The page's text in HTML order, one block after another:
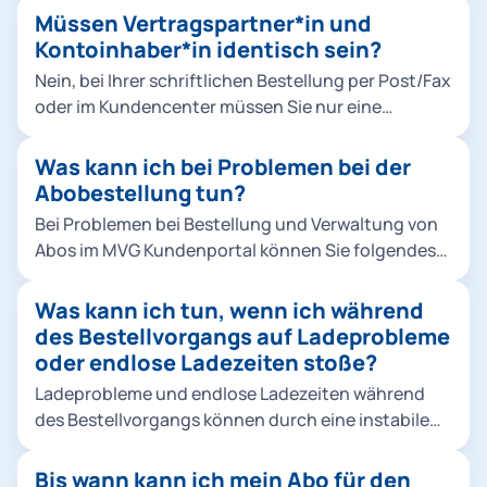
erfolgen stets für den aktuellen Monat zum
Monatsersten.
Müssen Vertragspartner*in und
Kontoinhaber*in identisch sein?
Nein, bei Ihrer schriftlichen Bestellung per Post/Fax
oder im Kundencenter müssen Sie nur eine
nachweisen. Bei einer Online-Bestellung müssen
Vertragspartner*in und Kontoinhaber*in nicht
Was kann ich bei Problemen bei der
Abobestellung tun?
Bei Problemen bei Bestellung und Verwaltung von
Abos im MVG Kundenportal können Sie folgendes
laufenden Monat noch bestellbar ist. Für
Deutschlandticket, Ermäßigungsticket und alle
MVV Abos gilt: Eine Bestellung ist bis zum 10.
bezahlen auch bei einem Einstieg im laufenden
Monat immer den vollen Monatspreis. Für
Was kann ich tun, wenn ich während
des Bestellvorgangs auf Ladeprobleme
oder endlose Ladezeiten stoße?
Ladeprobleme und endlose Ladezeiten während
des Bestellvorgangs können durch eine instabile
einige Schritte, die Sie unternehmen können, um
Bis wann kann ich mein Abo für den